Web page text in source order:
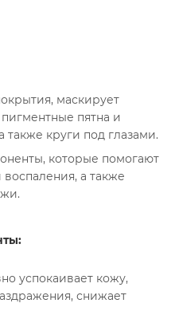
маскирует
пятна и
также круги под глазами.
которые помогают
а также
успокаивает кожу,
снижает